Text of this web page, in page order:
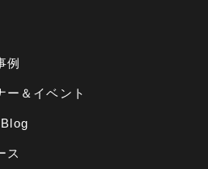
例
ー＆イベント
ス